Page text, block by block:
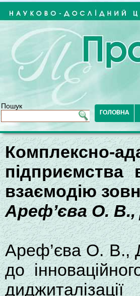
Пошук
ГОЛОВНА
Комплексно-
підприємства
взаємодію
Ареф’єва О.
Ареф’єва О. В.,
до